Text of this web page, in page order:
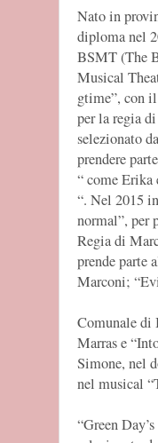
Nato in
diploma nel
BSMT (The
Musical
gtime”, con
per la regia
selezionato
prendere
“ come Erika
“. Nel 2015
normal”, per
Regia di
prende parte
Marconi;
Comunale di
Marras e
Simone, nel
nel musical
“Green